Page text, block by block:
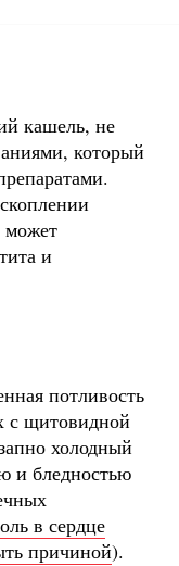
кашель, не
который
может
и
потливость
с щитовидной
холодный
и бледностью
в сердце
причиной).